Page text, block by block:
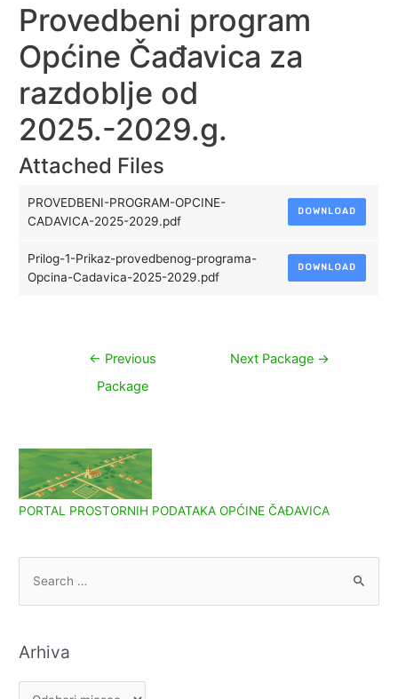
Provedbeni program
Općine Čađavica za
razdoblje od
2025.-2029.g.
Attached Files
PROVEDBENI-PROGRAM-OPCINE-
CADAVICA-2025-2029.pdf
DOWNLOAD
Prilog-1-Prikaz-provedbenog-programa-
Opcina-Cadavica-2025-2029.pdf
DOWNLOAD
Navigacija
← Previous
Package
Next Package →
PORTAL PROSTORNIH PODATAKA OPĆINE ČAĐAVICA
Arhiva